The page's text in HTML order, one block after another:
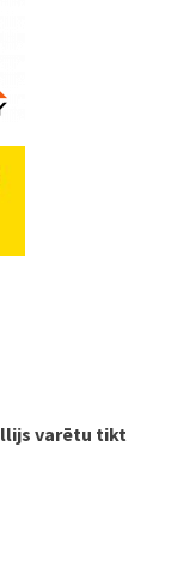
varētu tikt